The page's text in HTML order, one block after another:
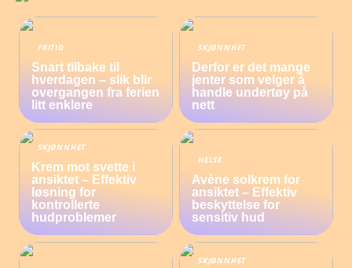
FRITID
Snart tilbake til
hverdagen – slik blir
overgangen fra ferien
litt enklere
SKJØNNHET
Derfor er det mange
jenter som velger å
handle undertøy på
nett
SKJØNNHET
Krem mot svette i
ansiktet – Effektiv
løsning for
kontrollerte
hudproblemer
HELSE
Avène solkrem for
ansiktet – Effektiv
beskyttelse for
sensitiv hud
SKJØNNHET